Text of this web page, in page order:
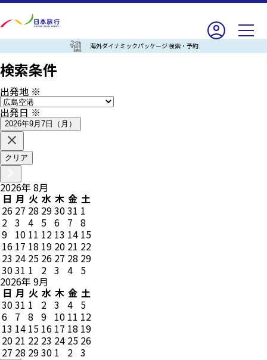
海外ダイナミックパッケージ 検索・予約
検索条件
出発地 ※
出発日※
2026年9月7日（月）
クリア
2026年 8月
日 月 火 水 木 金 土
26 27 28 293031 1
2 3 4 5 6 7 8
9 10 11 12 13 14 15
16 17 18 19 20 21 22
23 24 25 26 27 28 29
3031 1 2 3 4 5
2026年 9月
日 月 火 水 木 金 土
3031 1 2 3 4 5
6 7 8 9 10 11 12
13 14 15 16 17 18 19
20 21 22 23 24 25 26
27 28 2930 1 2 3